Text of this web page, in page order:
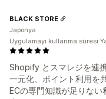
Shopify とスマレジを連
一元化、ポイント利用を
ECの専門知識が足りな
BLACK STORE
Japonya
Uygulamayı kullanma